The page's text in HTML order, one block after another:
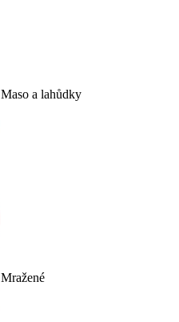
Maso a lahůdky
Mražené